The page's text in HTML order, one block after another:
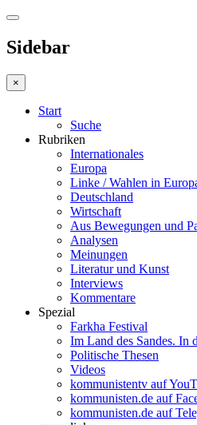
Sidebar
×
Start
Suche
Rubriken
Internationales
Europa
Linke / Wahlen in
Deutschland
Wirtschaft
Aus Bewegungen und
Analysen
Meinungen
Literatur und Kunst
Interviews
Kommentare
Spezial
Farkha Festival
Im Land des Sandes. In
Politische Thesen
Videos
kommunistentv auf
kommunisten.de auf
kommunisten.de auf